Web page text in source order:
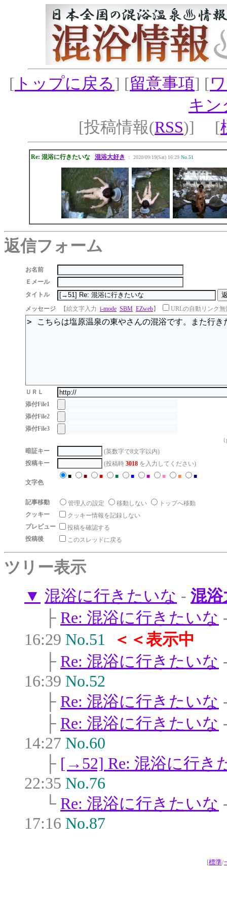
[ トップに戻る] [留意事項] [
キン
[投稿情報(RSS)] [
Re: 混浴に行きたいな 混浴大好き ： 2020/09/19(Sat) 16:29 No.51
返信フォーム
お名前
Ｅメール
タイトル
メッセージ
【絵文字入力 i-mode SBM EZweb】 URLの自動リンク無
ＵＲＬ
添付File1
添付File2
添付File3
暗証キー
(英数字で8文字以内)
投稿キー
(投稿時 3018 を入力してください)
文字色
■ ■ ■ ■ ■ ■ ■ ■ ■
記事移動 管理人の設定 移動しない
トップへ移動
クッキー
クッキー情報を記録しない
プレビュー
投稿を確認する
投稿後
このスレッドに戻る
ツリー表示
▼ 混浴に行きたいな - 混
├ Re: 混浴に行きたいな
16:29 No.51
＜＜表示中
├ Re: 混浴に行きたいな
16:39 No.52
├ Re: 混浴に行きたいな
├ Re: 混浴に行きたいな
14:27 No.60
├ [→52] Re: 混浴に行き
22:35 No.76
└ Re: 混浴に行きたいな
17:16 No.87
[標準/